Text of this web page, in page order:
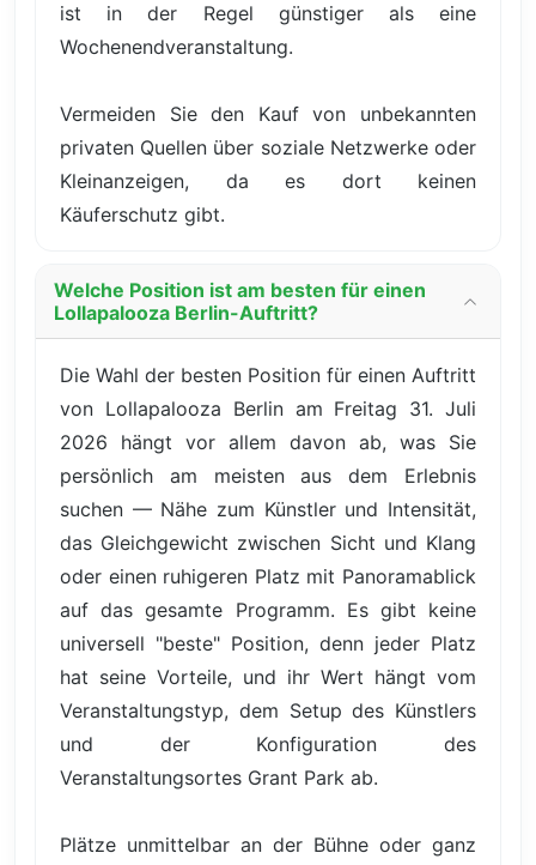
ist in der Regel günstiger als eine
Wochenendveranstaltung.
Vermeiden Sie den Kauf von unbekannten
privaten Quellen über soziale Netzwerke oder
Kleinanzeigen, da es dort keinen
Käuferschutz gibt.
Welche Position ist am besten für einen
Lollapalooza Berlin-Auftritt?
Die Wahl der besten Position für einen Auftritt
von Lollapalooza Berlin am Freitag 31. Juli
2026 hängt vor allem davon ab, was Sie
persönlich am meisten aus dem Erlebnis
suchen — Nähe zum Künstler und Intensität,
das Gleichgewicht zwischen Sicht und Klang
oder einen ruhigeren Platz mit Panoramablick
auf das gesamte Programm. Es gibt keine
universell "beste" Position, denn jeder Platz
hat seine Vorteile, und ihr Wert hängt vom
Veranstaltungstyp, dem Setup des Künstlers
und der Konfiguration des
Veranstaltungsortes Grant Park ab.
Plätze unmittelbar an der Bühne oder ganz